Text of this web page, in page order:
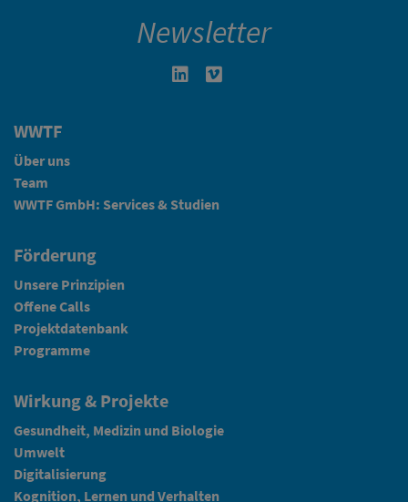
Newsletter
Linkedin in neuem Fenster öffnen
WWTF
Über uns
Team
WWTF GmbH: Services & Studien
Förderung
Unsere Prinzipien
Offene Calls
Projektdatenbank
Programme
Wirkung & Projekte
Gesundheit, Medizin und Biologie
Umwelt
Digitalisierung
Kognition, Lernen und Verhalten